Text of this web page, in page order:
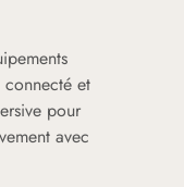
connecté et
pour
avec